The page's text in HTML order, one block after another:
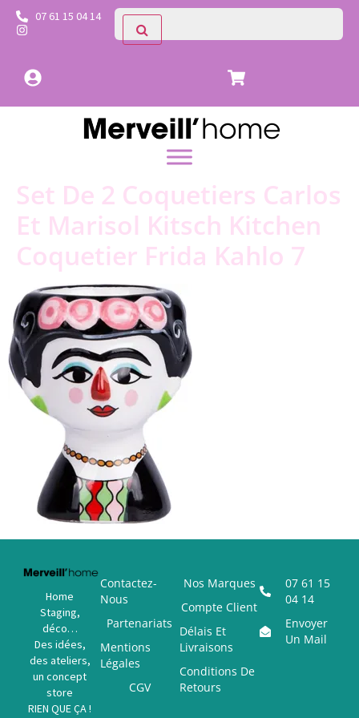
07 61 15 04 14
Set De 2 Coquetiers Carlos
Et Marisol Kitsch Kitchen
Coquetier Frida Kahlo 7
Home
Staging,
déco…
Des idées,
des ateliers,
un concept
store
RIEN QUE ÇA !
Contactez-
Nous
Partenariats
Mentions
Légales
CGV
Nos Marques
Compte Client
Délais Et
Livraisons
Conditions De
Retours
07 61 15
04 14
Envoyer
Un Mail